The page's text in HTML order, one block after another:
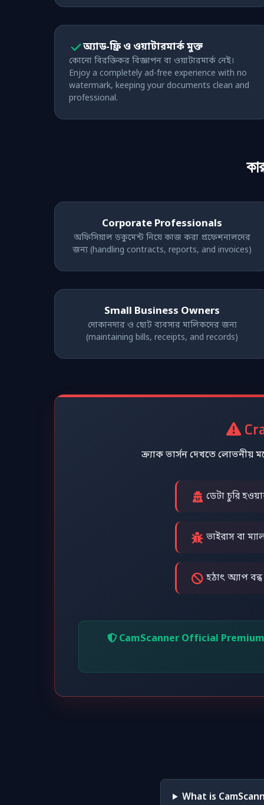
অ্যাড-ফ্রি ও ওয়াটারমার্ক মুক্ত
কোনো বিরক্তিকর বিজ্ঞাপন বা ওয়াটারমার্ক নেই।
Enjoy a completely ad-free experience with no
watermark, keeping your documents clean and
professional.
Corporate Professionals
অফিসিয়াল ডকুমেন্ট নিয়ে কাজ করা প্রফেশনালদের
জন্য (handling contracts, reports, and invoices)
Small Business Owners
দোকানদার ও ছোট ব্যবসার মালিকদের জন্য
(maintaining bills, receipts, and records)
ক্র্যাক ভার্সন দেখতে
ডেটা চুরি
ভাইরাস বা
হঠাৎ অ্যাপ
CamScanner Official
What is